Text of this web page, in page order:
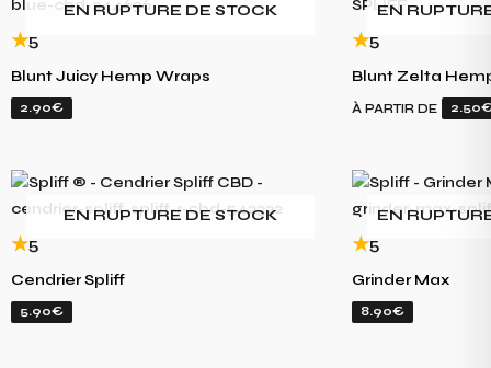
EN RUPTURE DE STOCK
5
Blunt Juicy Hemp Wraps
2.90€
EN
5
Blunt Zelta
À PARTIR DE
EN RUPTURE DE STOCK
5
Cendrier Spliff
5.90€
EN
5
Grinder Max
8.90€